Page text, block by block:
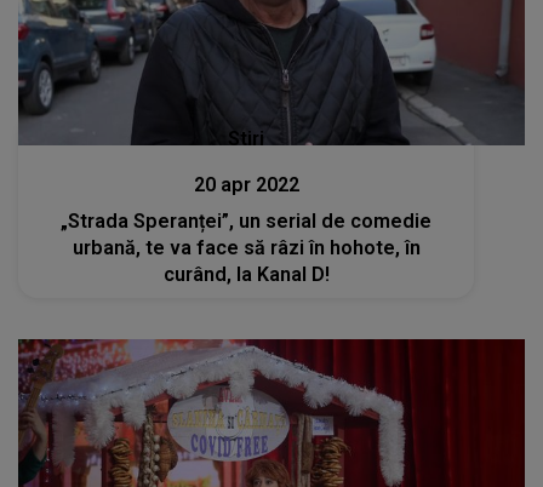
Stiri
20 apr 2022
„Strada Speranței”, un serial de comedie
urbană, te va face să râzi în hohote, în
curând, la Kanal D!